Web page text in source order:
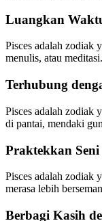
Luangkan
Pisces adalah zodiak
menulis, atau
Terhubung
Pisces adalah zodiak
di pantai, mendaki
Praktekkan Seni
Pisces adalah zodiak
merasa lebih
Berbagi Kasih